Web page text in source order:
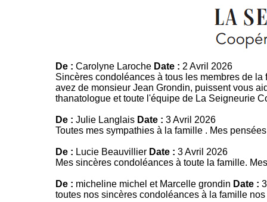
De : Carolyne Laroche Date : 2 Avril 2026
Sincères condoléances à tous les membres de
avez de monsieur Jean Grondin, puissent vous
thanatologue et toute l'équipe de La Seigneurie
De : Julie Langlais Date : 3 Avril 2026
Toutes mes sympathies à la famille . Mes
De : Lucie Beauvillier Date : 3 Avril 2026
Mes sincères condoléances à toute la famille.
De : micheline michel et Marcelle grondin Date :
toutes nos sincères condoléances à la famille